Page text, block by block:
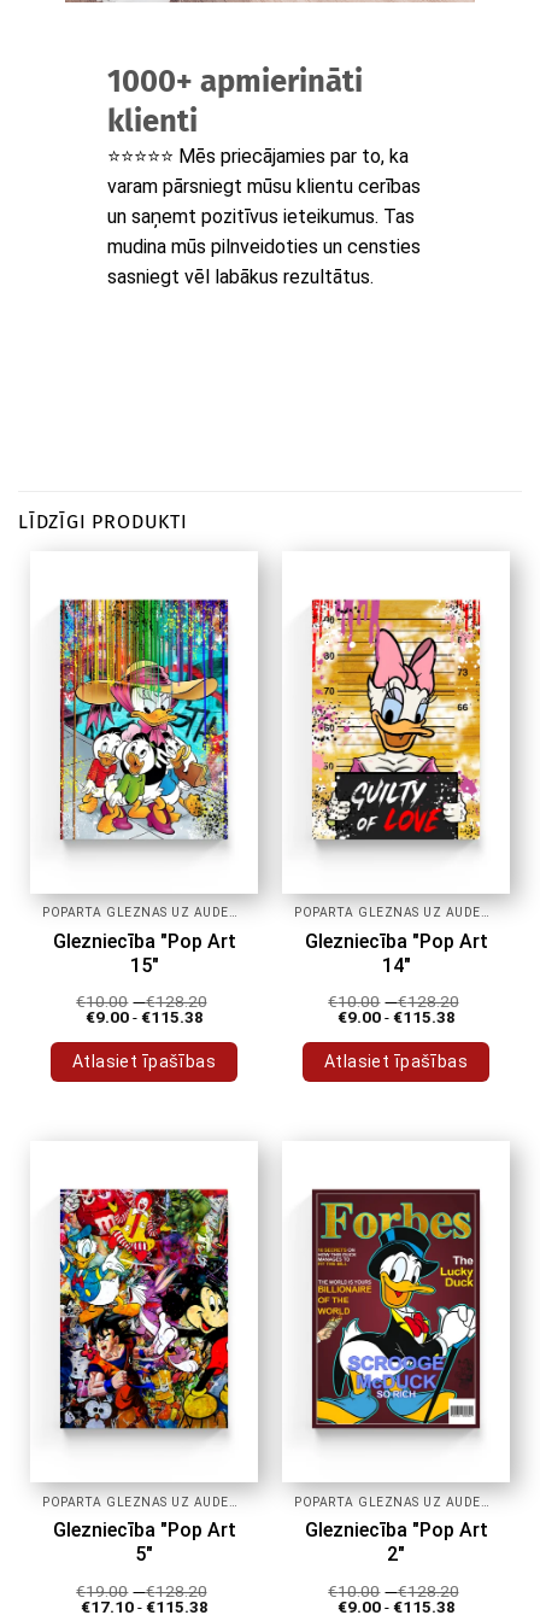
1000+ apmierināti
klienti
⭐⭐⭐⭐⭐ Mēs priecājamies par to, ka
varam pārsniegt mūsu klientu cerības
un saņemt pozitīvus ieteikumus. Tas
mudina mūs pilnveidoties un censties
sasniegt vēl labākus rezultātus.
LĪDZĪGI PRODUKTI
Glezniecība "Pop Art
15"
€10.00 -€128.20
€9.00-€115.38
Atlasiet īpašības
varianti.
Variantus
var
izvēlēties
produkta
lapā
Glezniecība "Pop Art
14"
€10.00 -€128.20
€9.00-€115.38
Atlasiet īpašības
varianti.
Variantus
var
izvēlēties
produkta
lapā
Glezniecība "Pop Art
5"
€19.00 -€128.20
€17.10-€115.38
Glezniecība "Pop Art
2"
€10.00 -€128.20
€9.00-€115.38